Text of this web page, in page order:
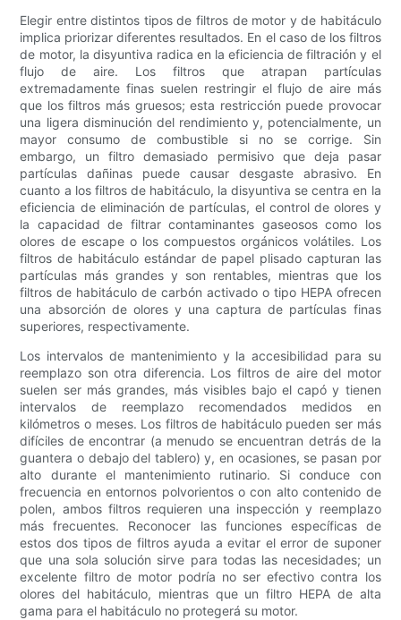
Elegir entre distintos tipos de filtros de motor y de habitáculo
implica priorizar diferentes resultados. En el caso de los filtros
de motor, la disyuntiva radica en la eficiencia de filtración y el
flujo de aire. Los filtros que atrapan partículas
extremadamente finas suelen restringir el flujo de aire más
que los filtros más gruesos; esta restricción puede provocar
una ligera disminución del rendimiento y, potencialmente, un
mayor consumo de combustible si no se corrige. Sin
embargo, un filtro demasiado permisivo que deja pasar
partículas dañinas puede causar desgaste abrasivo. En
cuanto a los filtros de habitáculo, la disyuntiva se centra en la
eficiencia de eliminación de partículas, el control de olores y
la capacidad de filtrar contaminantes gaseosos como los
olores de escape o los compuestos orgánicos volátiles. Los
filtros de habitáculo estándar de papel plisado capturan las
partículas más grandes y son rentables, mientras que los
filtros de habitáculo de carbón activado o tipo HEPA ofrecen
una absorción de olores y una captura de partículas finas
superiores, respectivamente.
Los intervalos de mantenimiento y la accesibilidad para su
reemplazo son otra diferencia. Los filtros de aire del motor
suelen ser más grandes, más visibles bajo el capó y tienen
intervalos de reemplazo recomendados medidos en
kilómetros o meses. Los filtros de habitáculo pueden ser más
difíciles de encontrar (a menudo se encuentran detrás de la
guantera o debajo del tablero) y, en ocasiones, se pasan por
alto durante el mantenimiento rutinario. Si conduce con
frecuencia en entornos polvorientos o con alto contenido de
polen, ambos filtros requieren una inspección y reemplazo
más frecuentes. Reconocer las funciones específicas de
estos dos tipos de filtros ayuda a evitar el error de suponer
que una sola solución sirve para todas las necesidades; un
excelente filtro de motor podría no ser efectivo contra los
olores del habitáculo, mientras que un filtro HEPA de alta
gama para el habitáculo no protegerá su motor.